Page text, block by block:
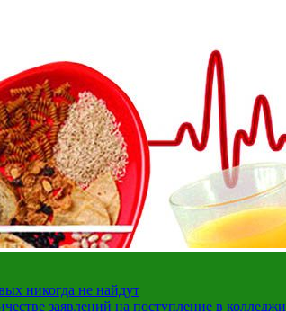
никогда не найдут
заявлений на поступление в колледжи